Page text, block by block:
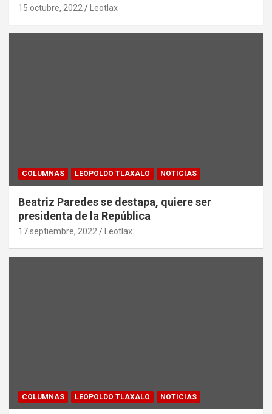
15 octubre, 2022 Leotlax
COLUMNAS LEOPOLDO TLAXALO NOTICIAS
Beatriz Paredes se destapa, quiere ser
presidenta de la República
17 septiembre, 2022 Leotlax
COLUMNAS LEOPOLDO TLAXALO NOTICIAS